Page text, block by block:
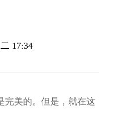
17:34
完美的。但是，就在这